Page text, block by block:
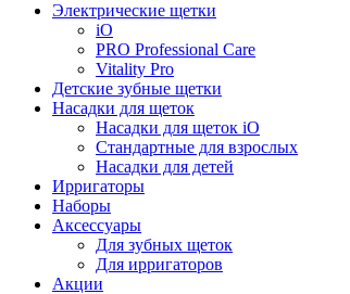
Электрические щетки
iO
PRO Professional Care
Vitality Pro
Детские зубные щетки
Насадки для щеток
Насадки для щеток iO
Стандартные для взрослых
Насадки для детей
Ирригаторы
Наборы
Аксессуары
Для зубных щеток
Для ирригаторов
Акции